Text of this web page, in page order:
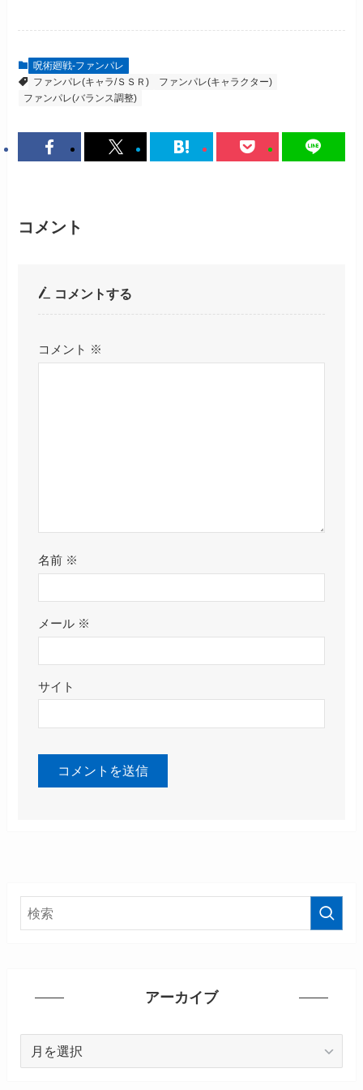
呪術廻戦-ファンパレ
ファンパレ(キャラ/ＳＳＲ)
ファンパレ(キャラクター)
ファンパレ(バランス調整)
コメント
コメントする
コメント ※
名前 ※
メール ※
サイト
アーカイブ